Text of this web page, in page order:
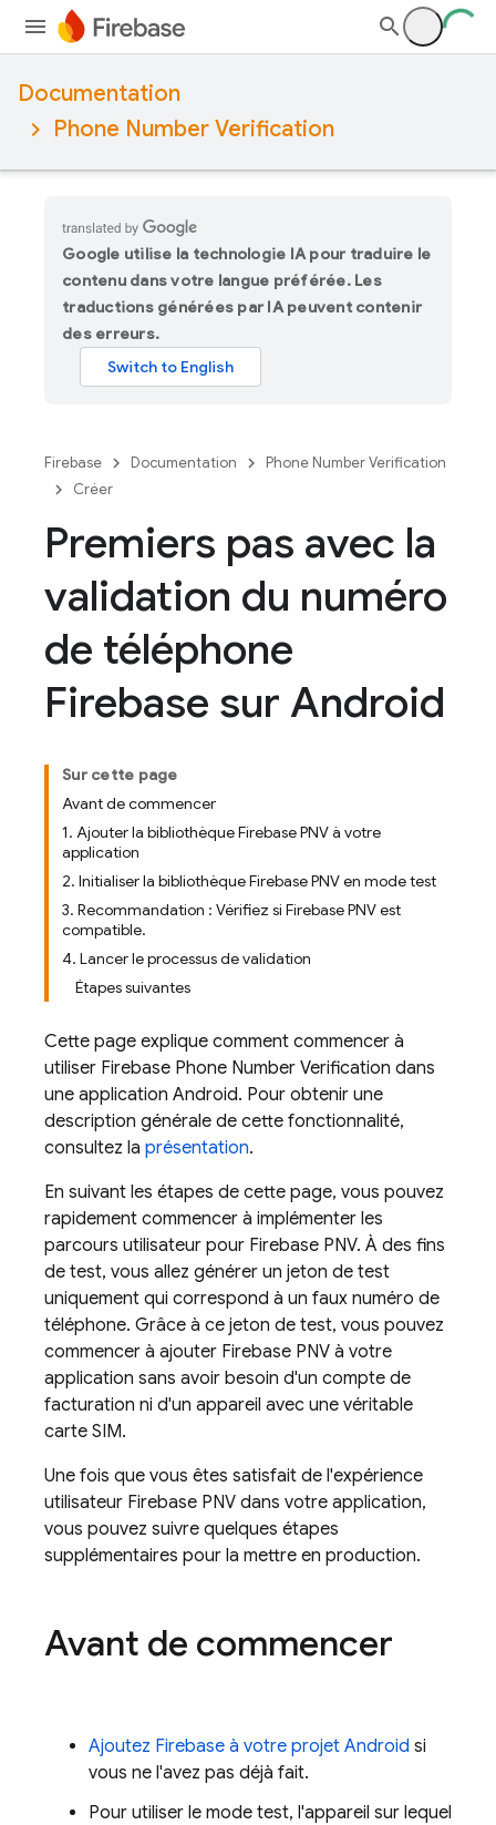
Documentation
Phone Number Verification
Google utilise la technologie IA pour traduire le
contenu dans votre langue préférée. Les
traductions générées par IA peuvent contenir
des erreurs.
Firebase Documentation
Phone Number Verification
Créer
Premiers pas avec la
validation du numéro
de téléphone
Firebase sur Android
Sur cette page
Avant de commencer
1. Ajouter la bibliothèque Firebase PNV à votre
application
2. Initialiser la bibliothèque Firebase PNV en mode test
3. Recommandation : Vérifiez si Firebase PNV est
compatible.
4. Lancer le processus de validation
Étapes suivantes
Cette page explique comment commencer à
utiliser Firebase Phone Number Verification dans
une application Android. Pour obtenir une
description générale de cette fonctionnalité,
consultez la présentation.
En suivant les étapes de cette page, vous pouvez
rapidement commencer à implémenter les
parcours utilisateur pour Firebase PNV. À des fins
de test, vous allez générer un jeton de test
uniquement qui correspond à un faux numéro de
téléphone. Grâce à ce jeton de test, vous pouvez
commencer à ajouter Firebase PNV à votre
application sans avoir besoin d'un compte de
facturation ni d'un appareil avec une véritable
carte SIM.
Une fois que vous êtes satisfait de l'expérience
utilisateur Firebase PNV dans votre application,
vous pouvez suivre quelques étapes
supplémentaires pour la mettre en production.
Avant de commencer
Ajoutez Firebase à votre projet Android si
vous ne l'avez pas déjà fait.
Pour utiliser le mode test, l'appareil sur lequel